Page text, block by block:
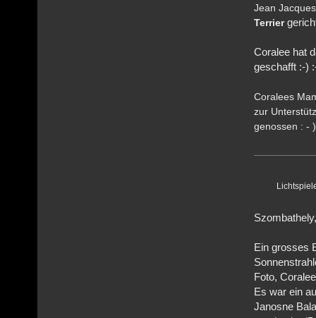
Jean
Terrier
Coralee hat
geschafft :-)
Coralees
zur
genossen : - )
Ein grosses
Foto,
Es war ein
Janosne